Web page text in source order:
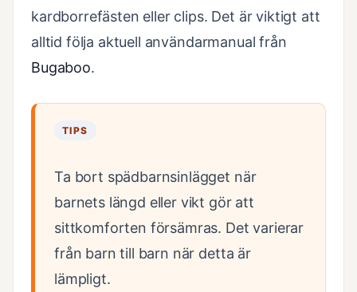
kardborrefästen eller clips. Det är viktigt att
alltid följa aktuell användarmanual från
Bugaboo.
TIPS
Ta bort spädbarnsinlägget när
barnets längd eller vikt gör att
sittkomforten försämras. Det varierar
från barn till barn när detta är
lämpligt.